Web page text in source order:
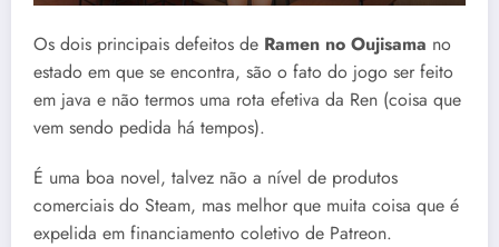
Os dois principais defeitos de Ramen no Oujisama no
estado em que se encontra, são o fato do jogo ser feito
em java e não termos uma rota efetiva da Ren (coisa que
vem sendo pedida há tempos).
É uma boa novel, talvez não a nível de produtos
comerciais do Steam, mas melhor que muita coisa que é
expelida em financiamento coletivo de Patreon.